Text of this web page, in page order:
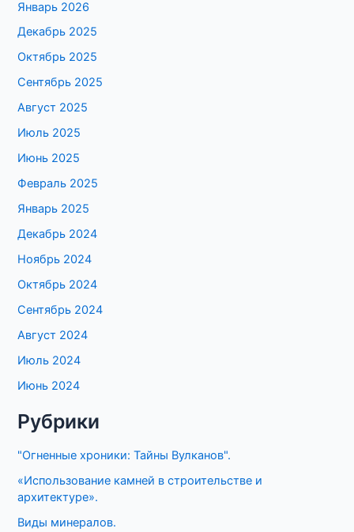
Январь 2026
Декабрь 2025
Октябрь 2025
Сентябрь 2025
Август 2025
Июль 2025
Июнь 2025
Февраль 2025
Январь 2025
Декабрь 2024
Ноябрь 2024
Октябрь 2024
Сентябрь 2024
Август 2024
Июль 2024
Июнь 2024
Рубрики
"Огненные хроники: Тайны Вулканов".
«Использование камней в строительстве и
архитектуре».
Виды минералов.